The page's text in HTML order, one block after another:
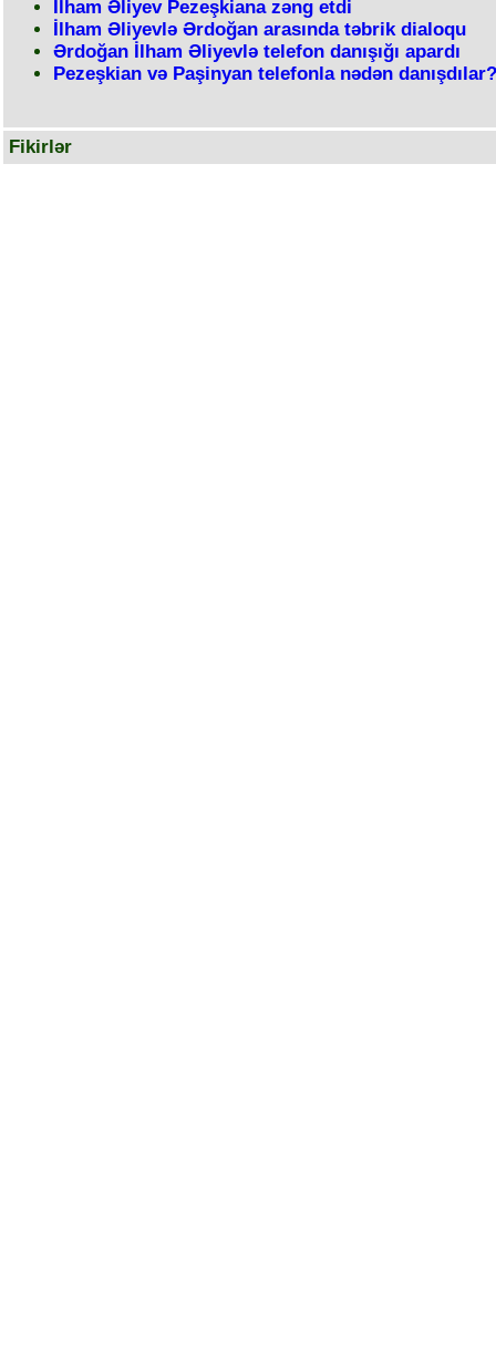
İlham Əliyev Pezeşkiana zəng etdi
İlham Əliyevlə Ərdoğan arasında təbrik dialoqu
Ərdoğan İlham Əliyevlə telefon danışığı apardı
Pezeşkian və Paşinyan telefonla nədən danışdılar?
Fikirlər